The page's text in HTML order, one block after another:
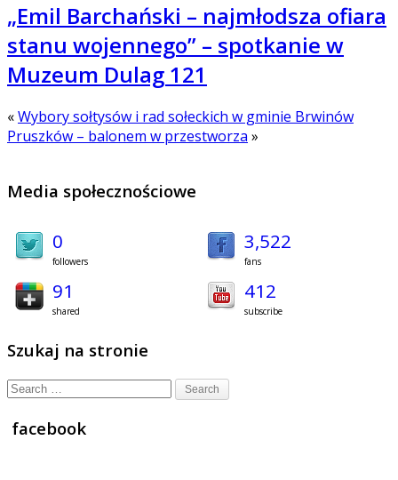
„Emil Barchański – najmłodsza ofiara
stanu wojennego” – spotkanie w
Muzeum Dulag 121
«Wybory sołtysów i rad sołeckich w gminie Brwinów
Pruszków – balonem w przestworza »
Media społecznościowe
0
followers
3,522
fans
91
shared
412
subscribe
Szukaj na stronie
Search
facebook